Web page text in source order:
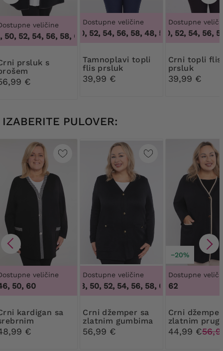
veličine
52, 54, 56, 58, 60, 62, 64,46, 48, 50, 52, 54, 56, 58, 60,
s
€
Dostupne veličine
48, 50, 52, 54, 56, 58,48, 50, 52, 54, 56, 58
Tamnoplavi topli
flis prsluk
39,99 €
Dostupne
48, 50, 52, 54, 56, 58,
Crni topli flis
prsluk
39,99 €
IZABERITE PULOVER:
veličine
50, 60
sa
uzorkom
€
Dostupne veličine
46, 48, 50, 52, 54, 56, 58, 60, 62, 64
Crni džemper sa
zlatnim gumbima
56,99 €
−20%
Dostupne
62
Crni džemper sa
zlatnim
44,99 €